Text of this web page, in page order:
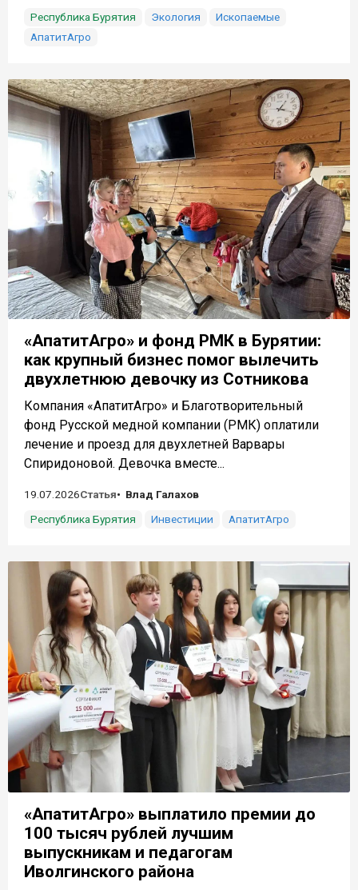
Республика Бурятия
Экология
Ископаемые
АпатитАгро
«АпатитАгро» и фонд РМК в Бурятии:
как крупный бизнес помог вылечить
двухлетнюю девочку из Сотникова
Компания «АпатитАгро» и Благотворительный
фонд Русской медной компании (РМК) оплатили
лечение и проезд для двухлетней Варвары
Спиридоновой. Девочка вместе...
19.07.2026Статья
Влад Галахов
Республика Бурятия
Инвестиции АпатитАгро
«АпатитАгро» выплатило премии до
100 тысяч рублей лучшим
выпускникам и педагогам
Иволгинского района